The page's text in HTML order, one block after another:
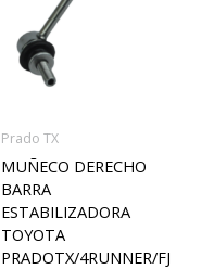
Prado TX
MUÑECO DERECHO
BARRA
ESTABILIZADORA
TOYOTA
PRADOTX/4RUNNER/FJ